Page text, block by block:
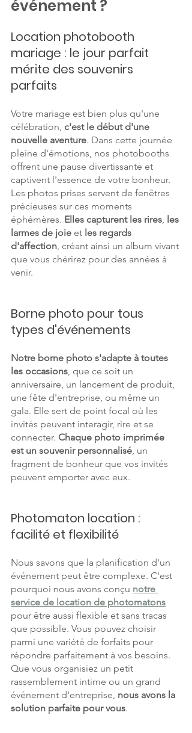
événement ?
Location photobooth
mariage : le jour parfait
mérite des souvenirs
parfaits
Votre mariage est bien plus qu'une
célébration, c'est le début d'une
nouvelle aventure. Dans cette journée
pleine d'émotions, nos photobooths
offrent une pause divertissante et
captivent l'essence de votre bonheur.
Les photos prises servent de fenêtres
précieuses sur ces moments
éphémères. Elles capturent les rires les
larmes de joie et les regards
d'affection , créant ainsi un album vivant
que vous chérirez pour des années à
venir.
Borne photo pour tous
types d'événements
Notre borne photo s'adapte à toutes
les occasions , que ce soit un
anniversaire, un lancement de produit,
une fête d'entreprise, ou même un
gala. Elle sert de point focal où les
invités peuvent interagir, rire et se
connecter. Chaque photo imprimée
est un souvenir personnalisé , un
fragment de bonheur que vos invités
peuvent emporter avec eux.
Photomaton location :
facilité et flexibilité
Nous savons que la planification d'un
événement peut être complexe. C'est
pourquoi nous avons conçu notre
service de location de photomatons
pour être aussi flexible et sans tracas
que possible. Vous pouvez choisir
parmi une variété de forfaits pour
répondre parfaitement à vos besoins.
Que vous organisiez un petit
rassemblement intime ou un grand
événement d'entreprise, nous avons la
solution parfaite pour vous.